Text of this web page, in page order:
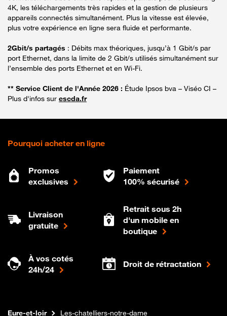
4K, les téléchargements très rapides et la gestion de plusieurs
appareils connectés simultanément. Plus la vitesse est élevée,
plus votre expérience en ligne sera fluide et performante.
2Gbit/s partagés : Débits max théoriques, jusqu’à 1 Gbit/s par
port Ethernet, dans la limite de 2 Gbit/s utilisés simultanément sur
l’ensemble des ports Ethernet et en Wi-Fi.
** Service Client de l'Année 2026 : Étude Ipsos bva – Viséo CI –
Plus d'infos sur escda.fr
Pourquoi acheter en ligne
Promos
exclusives
Paiement
100% sécurisé
Livraison
gratuite
Retrait sous 2h
d'un mobile en
boutique
À vos cotés
24h/24
Droit de rétractation
Boutique Orange
Internet fibreCentre-val-de-loire
Eure-et-loir Les-chatelliers-notre-dame